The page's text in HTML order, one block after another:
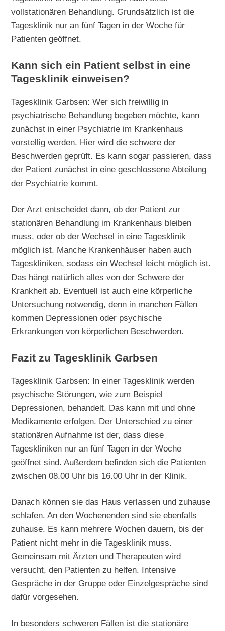
vollstationären Behandlung. Grundsätzlich ist die
Tagesklinik nur an fünf Tagen in der Woche für
Patienten geöffnet.
Kann sich ein Patient selbst in eine
Tagesklinik einweisen?
Tagesklinik Garbsen: Wer sich freiwillig in
psychiatrische Behandlung begeben möchte, kann
zunächst in einer Psychiatrie im Krankenhaus
vorstellig werden. Hier wird die schwere der
Beschwerden geprüft. Es kann sogar passieren, dass
der Patient zunächst in eine geschlossene Abteilung
der Psychiatrie kommt.
Der Arzt entscheidet dann, ob der Patient zur
stationären Behandlung im Krankenhaus bleiben
muss, oder ob der Wechsel in eine Tagesklinik
möglich ist. Manche Krankenhäuser haben auch
Tageskliniken, sodass ein Wechsel leicht möglich ist.
Das hängt natürlich alles von der Schwere der
Krankheit ab. Eventuell ist auch eine körperliche
Untersuchung notwendig, denn in manchen Fällen
kommen Depressionen oder psychische
Erkrankungen von körperlichen Beschwerden.
Fazit zu Tagesklinik Garbsen
Tagesklinik Garbsen: In einer Tagesklinik werden
psychische Störungen, wie zum Beispiel
Depressionen, behandelt. Das kann mit und ohne
Medikamente erfolgen. Der Unterschied zu einer
stationären Aufnahme ist der, dass diese
Tageskliniken nur an fünf Tagen in der Woche
geöffnet sind. Außerdem befinden sich die Patienten
zwischen 08.00 Uhr bis 16.00 Uhr in der Klinik.
Danach können sie das Haus verlassen und zuhause
schlafen. An den Wochenenden sind sie ebenfalls
zuhause. Es kann mehrere Wochen dauern, bis der
Patient nicht mehr in die Tagesklinik muss.
Gemeinsam mit Ärzten und Therapeuten wird
versucht, den Patienten zu helfen. Intensive
Gespräche in der Gruppe oder Einzelgespräche sind
dafür vorgesehen.
In besonders schweren Fällen ist die stationäre